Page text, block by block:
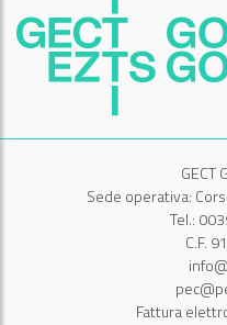
GECT
Sede operativa:
Tel.:
C.F.
Fattura